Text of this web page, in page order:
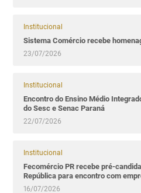
Institucional
Sistema Comércio recebe
23/07/2026
Institucional
Encontro do Ensino Médio
do Sesc e Senac Paraná
22/07/2026
Institucional
Fecomércio PR recebe pré-
República para encontro com
16/07/2026